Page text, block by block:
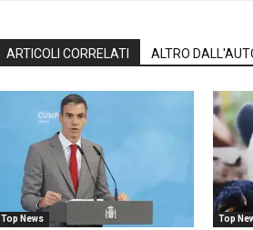
ARTICOLI CORRELATI ALTRO
Top News Top